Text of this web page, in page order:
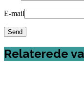
E-mail
Relaterede